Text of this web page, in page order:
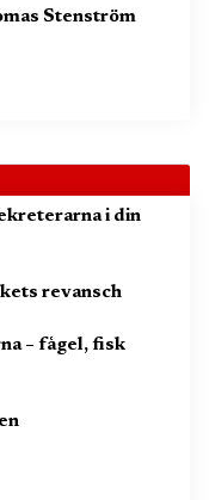
Stenström
i din
revansch
– fågel, fisk